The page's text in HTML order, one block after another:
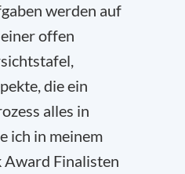
werden auf
offen
die ein
alles in
ich in meinem
Finalisten